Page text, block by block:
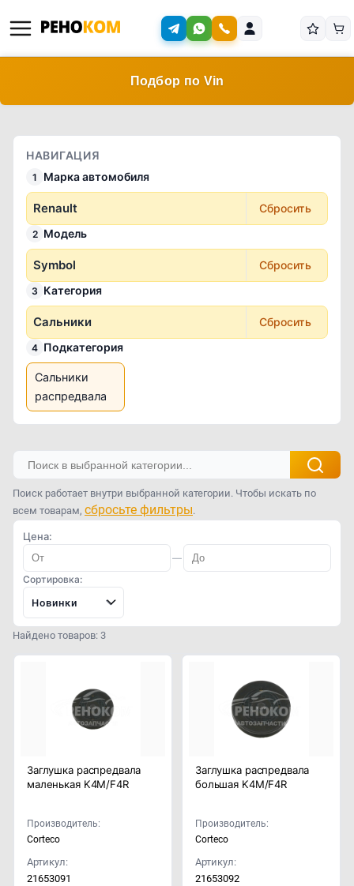
Подбор по Vin
НАВИГАЦИЯ
1 Марка автомобиля
Renault Сбросить
2 Модель
Symbol Сбросить
3 Категория
Сальники Сбросить
4 Подкатегория
Сальники
распредвала
Поиск работает внутри выбранной категории. Чтобы искать по
всем товарам, сбросьте фильтры.
Цена:
—
Сортировка:
Новинки
Найдено товаров: 3
Заглушка распредвала
маленькая K4M/F4R
Производитель:
Corteco
Артикул:
21653091
Заглушка распредвала
большая K4M/F4R
Производитель:
Corteco
Артикул:
21653092